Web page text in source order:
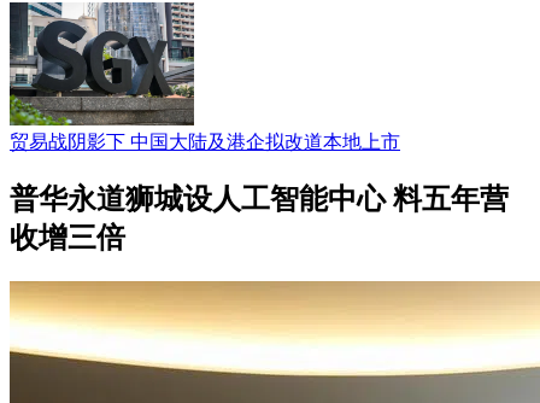
贸易战阴影下 中国大陆及港企拟改道本地上市
普华永道狮城设人工智能中心 料五年营
收增三倍